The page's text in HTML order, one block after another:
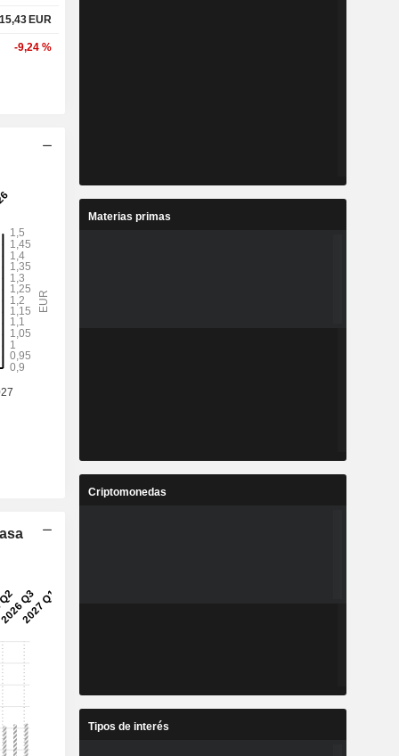
15,43 EUR
-9,24 %
Materias primas
Criptomonedas
Tipos de interés